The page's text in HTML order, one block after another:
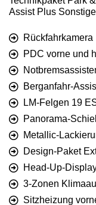
Assist Plus
Rückfahrkamera
PDC vorne und
Berganfahr-
LM-Felgen 19
Panorama-
Metallic-
Design-Paket
Head-Up-
3-Zonen
Sitzheizung